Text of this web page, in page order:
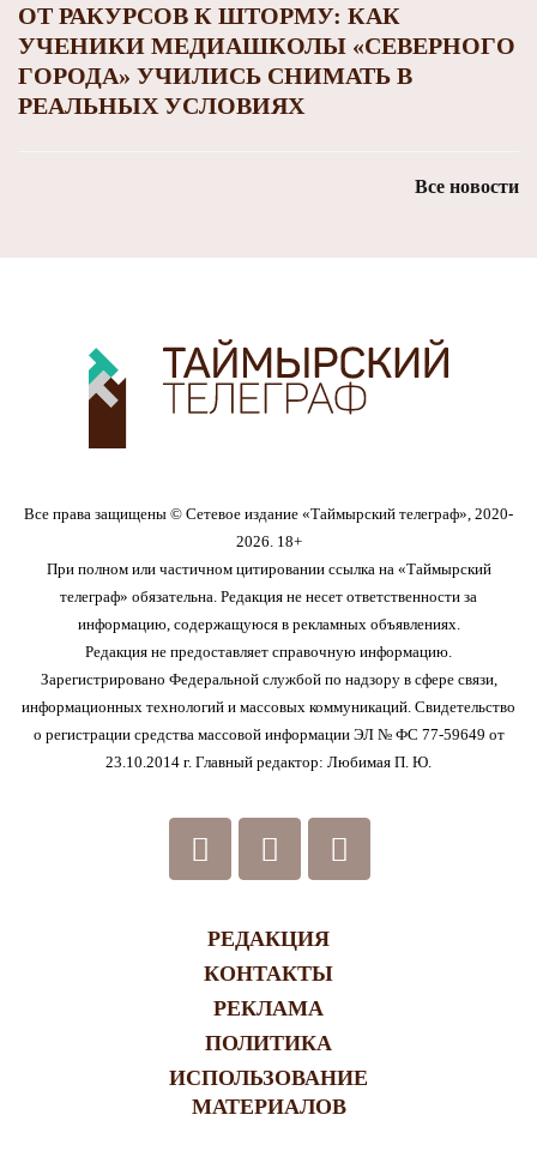
ОТ РАКУРСОВ К ШТОРМУ: КАК
УЧЕНИКИ МЕДИАШКОЛЫ «СЕВЕРНОГО
ГОРОДА» УЧИЛИСЬ СНИМАТЬ В
РЕАЛЬНЫХ УСЛОВИЯХ
Все новости
Все права защищены © Сетевое издание «Таймырский телеграф», 2020-
2026. 18+
При полном или частичном цитировании ссылка на «Таймырский
телеграф» обязательна. Редакция не несет ответственности за
информацию, содержащуюся в рекламных объявлениях.
Редакция не предоставляет справочную информацию.
Зарегистрировано Федеральной службой по надзору в сфере связи,
информационных технологий и массовых коммуникаций. Свидетельство
о регистрации средства массовой информации ЭЛ № ФС 77-59649 от
23.10.2014 г. Главный редактор: Любимая П. Ю.
РЕДАКЦИЯ
КОНТАКТЫ
РЕКЛАМА
ПОЛИТИКА
ИСПОЛЬЗОВАНИЕ
МАТЕРИАЛОВ